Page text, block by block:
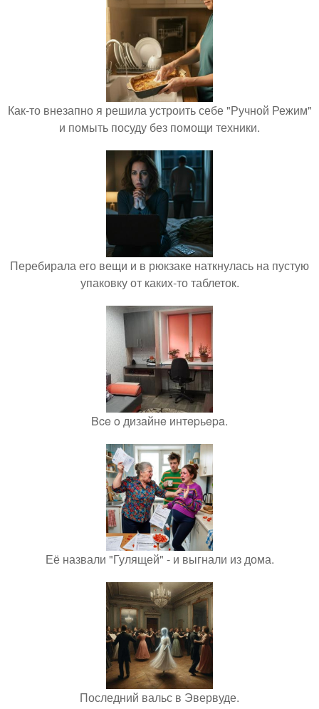
Как-то внезапно я решила устроить себе "Ручной Режим"
и помыть посуду без помощи техники.
Перебирала его вещи и в рюкзаке наткнулась на пустую
упаковку от каких-то таблеток.
Bce o дизaйнe интepьepa.
Её назвали "Гулящей" - и выгнали из дома.
Последний вальс в Эвервуде.